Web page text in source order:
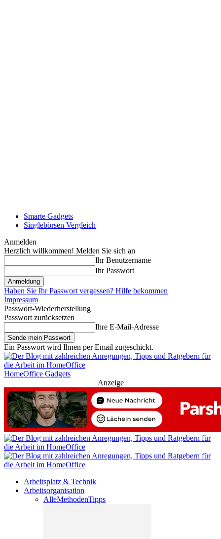
Smarte Gadgets
Singlebörsen Vergleich
Anmelden
Herzlich willkommen! Melden Sie sich an
Ihr Benutzername
Ihr Passwort
Haben Sie Ihr Passwort vergessen? Hilfe bekommen
Impressum
Passwort-Wiederherstellung
Passwort zurücksetzen
Ihre E-Mail-Adresse
Ein Passwort wird Ihnen per Email zugeschickt.
HomeOffice Gadgets
Anzeige
Arbeitsplatz & Technik
Arbeitsorganisation
AlleMethodenTipps